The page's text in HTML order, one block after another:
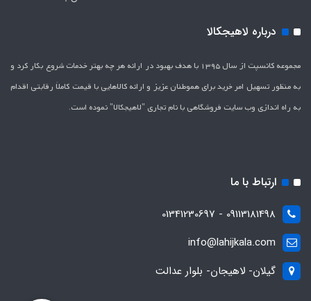
درباره لاهیجکالا
مجموعه کانسپت از سال 1395 با هدف بهبود در ارائه هر چه بهتر خدمات شروع بکار کرد و
به منظور تسهیل امر خرید برای هموطنان عزیز و ارائه کالاهایی با قیمت کاملاَ رقابتی اقدام
به راه اندازی وب سایت فروشگاهی با نام تجاری "لاهیج­کالا" نموده است.
ارتباط با ما
09113181498 - 01341230697
info@lahijkala.com
گیلان- لاهیجان- بلوار عدالت